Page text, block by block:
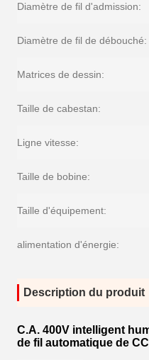
Diamètre de fil d'admission:
Diamètre de fil de débouché:
Matrices de dessin:
Taille de cabestan:
Ligne vitesse:
Taille de bobine:
Taille d'équipement:
alimentation d'énergie:
Description du produit
C.A. 400V intelligent
de fil automatique de